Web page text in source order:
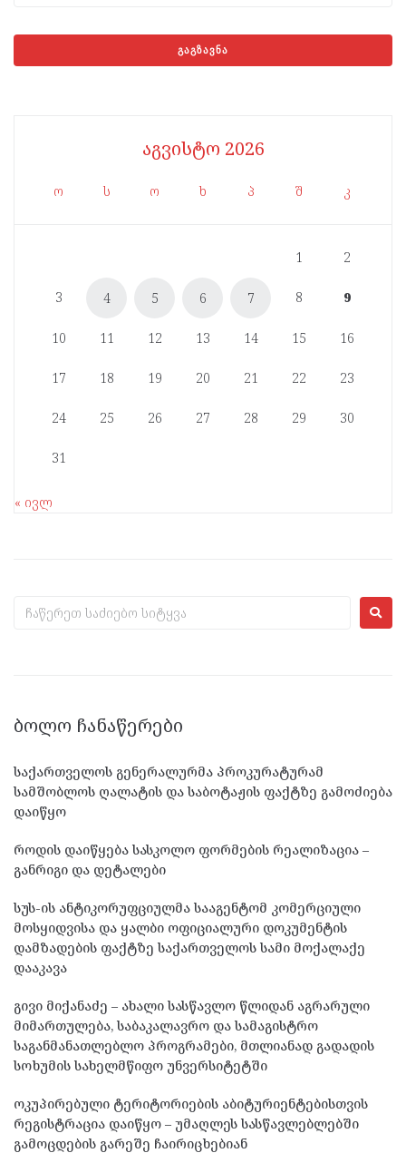
აგვისტო 2026
ო ს ო ხ პ შ კ
1 2
3 4 5 6 7 8 9
10 11 12 13 14 15 16
17 18 19 20 21 22 23
24 25 26 27 28 29 30
31
« ივლ
ᲑᲝᲚᲝ ᲩᲐᲜᲐᲬᲔᲠᲔᲑᲘ
საქართველოს გენერალურმა პროკურატურამ
სამშობლოს ღალატის და საბოტაჟის ფაქტზე გამოძიება
დაიწყო
როდის დაიწყება სასკოლო ფორმების რეალიზაცია –
განრიგი და დეტალები
სუს-ის ანტიკორუფციულმა სააგენტომ კომერციული
მოსყიდვისა და ყალბი ოფიციალური დოკუმენტის
დამზადების ფაქტზე საქართველოს სამი მოქალაქე
დააკავა
გივი მიქანაძე – ახალი სასწავლო წლიდან აგრარული
მიმართულება, საბაკალავრო და სამაგისტრო
საგანმანათლებლო პროგრამები, მთლიანად გადადის
სოხუმის სახელმწიფო უნვერსიტეტში
ოკუპირებული ტერიტორიების აბიტურიენტებისთვის
რეგისტრაცია დაიწყო – უმაღლეს სასწავლებლებში
გამოცდების გარეშე ჩაირიცხებიან